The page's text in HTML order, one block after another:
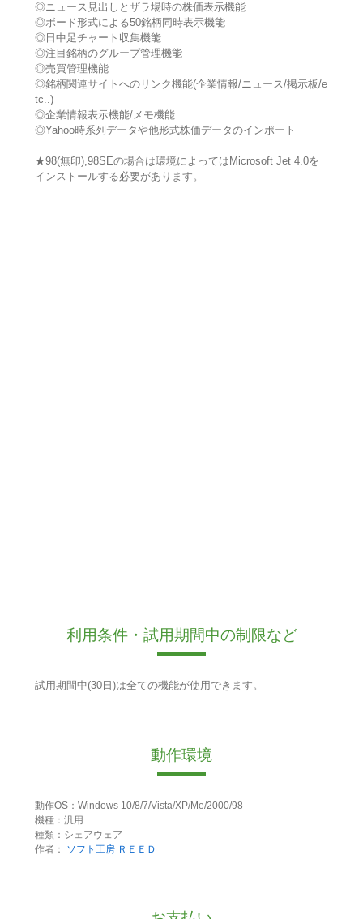
◎ニュース見出しとザラ場時の株価表示機能
◎ボード形式による50銘柄同時表示機能
◎日中足チャート収集機能
◎注目銘柄のグループ管理機能
◎売買管理機能
◎銘柄関連サイトへのリンク機能(企業情報/ニュース/掲示板/e
tc..)
◎企業情報表示機能/メモ機能
◎Yahoo時系列データや他形式株価データのインポート
★98(無印),98SEの場合は環境によってはMicrosoft Jet 4.0を
インストールする必要があります。
利用条件・試用期間中の制限など
試用期間中(30日)は全ての機能が使用できます。
動作環境
動作OS：Windows 10/8/7/Vista/XP/Me/2000/98
機種：汎用
種類：シェアウェア
作者：
ソフト工房 ＲＥＥＤ